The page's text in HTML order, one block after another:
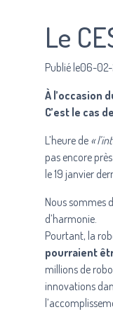
Le
Publié le06-
À l’occasion
C’est le cas
L’heure de «
pas encore
le 19 janvier
Nous sommes
d’harmonie.
Pourtant, la
pourraient
millions de
innovations